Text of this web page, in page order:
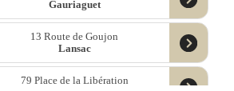
Gauriaguet
13 Route de Goujon
Lansac
79 Place de la Libération